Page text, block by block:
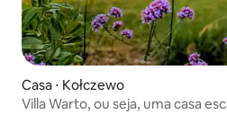
Casa ⋅ Kołczewo
Villa Warto, ou seja, uma casa